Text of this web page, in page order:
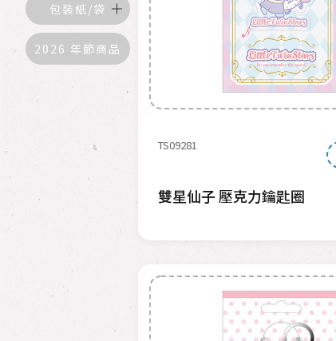
包裝紙/袋
2026 年節商品
TS09281
雙星仙子 壓克力鑰匙圈